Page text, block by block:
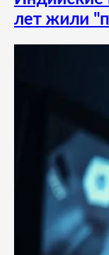
лет жили